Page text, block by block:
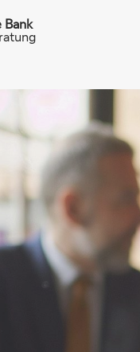
Bank